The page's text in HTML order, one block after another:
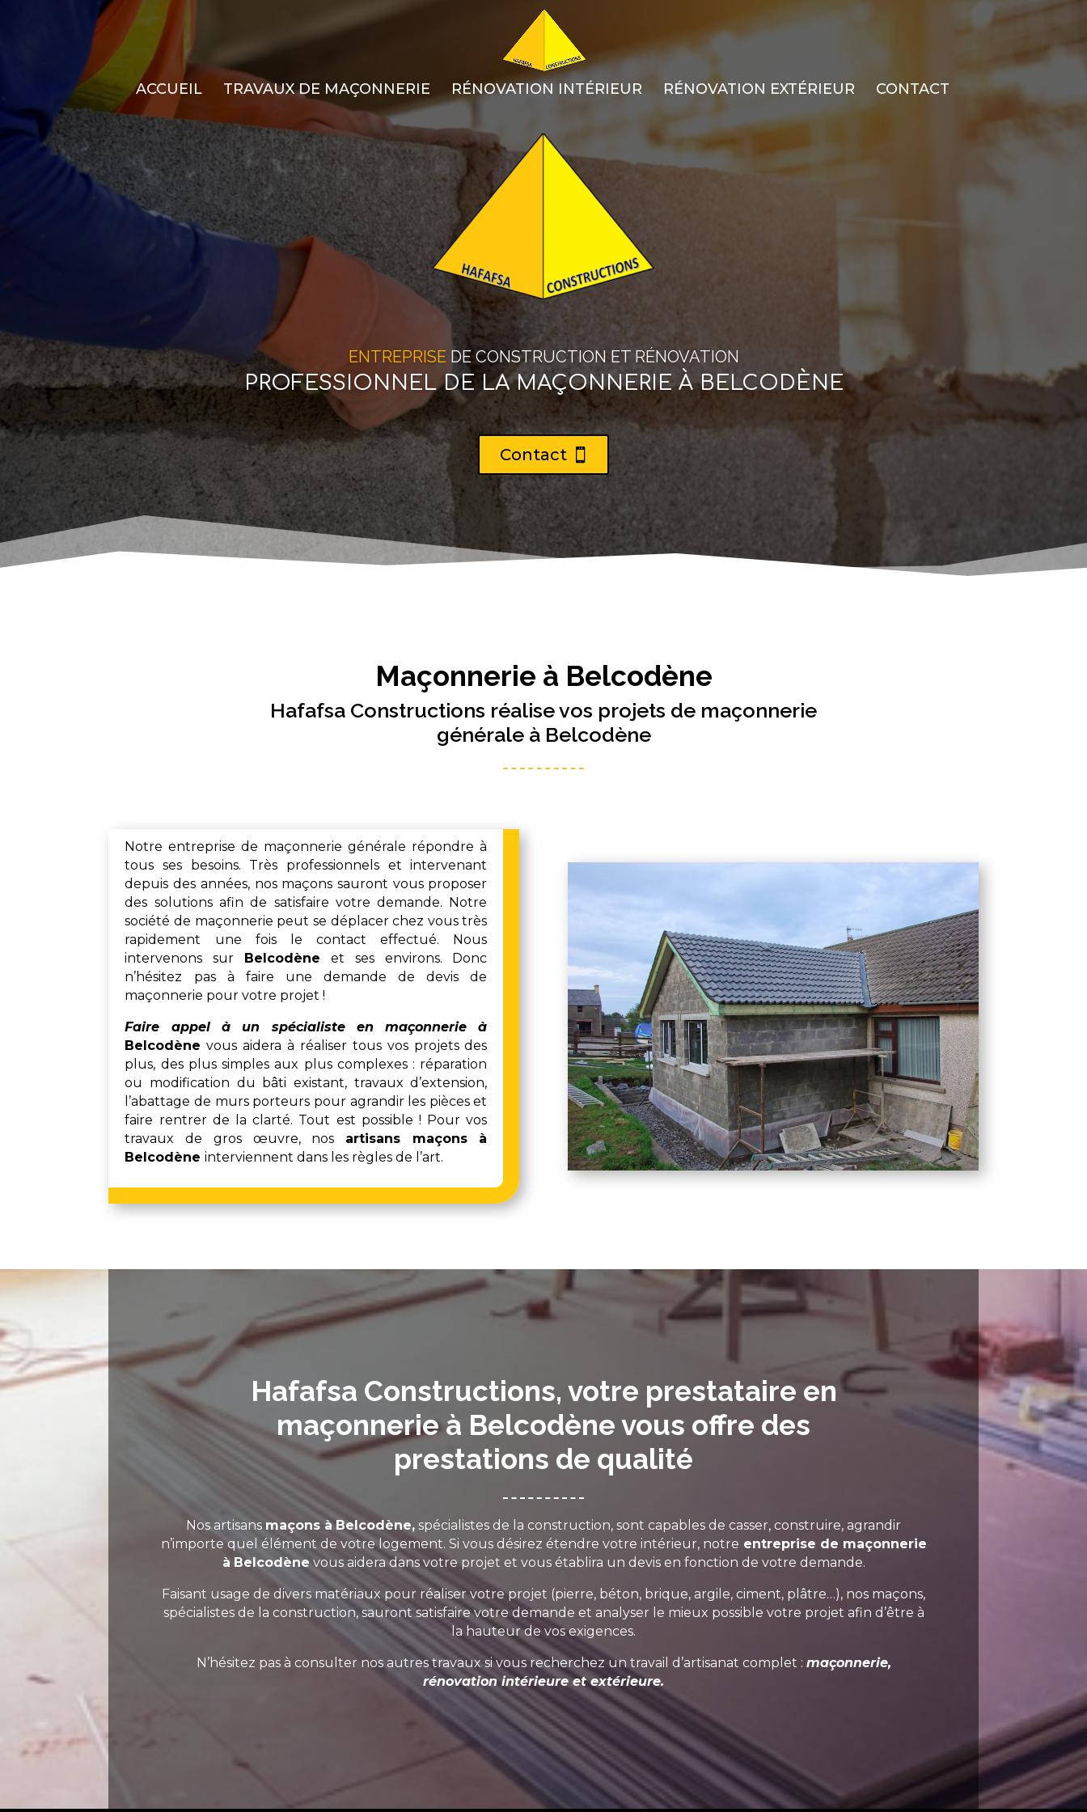
ACCUEIL TRAVAUX DE MAÇONNERIE RÉNOVATION INTÉRIEUR RÉNOVATION EXTÉRIEUR CONTACT
ENTREPRISEDE CONSTRUCTION ET RÉNOVATION
PROFESSIONNEL DE LA MAÇONNERIE À BELCODÈNE
Contact
Maçonnerie à Belcodène
Hafafsa Constructions réalise vos projets de maçonnerie
générale à Belcodène
Notre entreprise de maçonnerie générale répondre à
tous ses besoins. Très professionnels et intervenant
depuis des années, nos maçons sauront vous proposer
des solutions afin de satisfaire votre demande. Notre
société de maçonnerie peut se déplacer chez vous très
rapidement une fois le contact effectué. Nous
intervenons sur
Belcodène et ses environs. Donc
n’hésitez pas à faire une demande de devis de
maçonnerie pour votre projet !
Faire appel à un spécialiste en maçonnerie à
Belcodène vous aidera à réaliser tous vos projets des
plus, des plus simples aux plus complexes : réparation
ou modification du bâti existant, travaux d’extension,
l’abattage de murs porteurs pour agrandir les pièces et
faire rentrer de la clarté. Tout est possible ! Pour vos
travaux de gros œuvre, nos artisans maçons à
Belcodèneinterviennent dans les règles de l’art.
Hafafsa Constructions, votre prestataire en
maçonnerie à Belcodène vous offre des
prestations de qualité
Nos artisans maçons à Belcodène, spécialistes de la construction, sont capables de casser, construire, agrandir
n’importe quel élément de votre logement. Si vous désirez étendre votre intérieur, notre entreprise de maçonnerie
à Belcodènevous aidera dans votre projet et vous établira un devis en fonction de votre demande.
Faisant usage de divers matériaux pour réaliser votre projet (pierre, béton, brique, argile, ciment, plâtre…), nos maçons,
spécialistes de la construction, sauront satisfaire votre demande et analyser le mieux possible votre projet afin d’être à
la hauteur de vos exigences.
N’hésitez pas à consulter nos autres travaux si vous recherchez un travail d’artisanat complet : maçonnerie,
rénovationintérieureetextérieure.